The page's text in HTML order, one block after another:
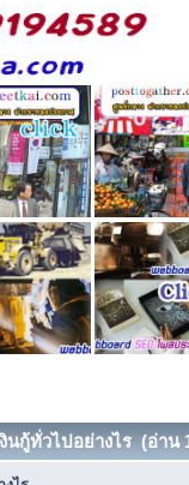
กู้ทั่วไปอย่างไร (อ่าน